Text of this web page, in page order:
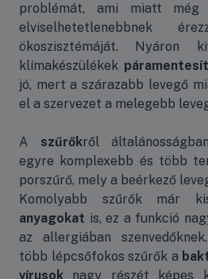
problémát, ami miatt még
elviselhetetlenebbnek
ökoszisztémáját. Nyáron
klímakészülékek
jó, mert a szárazabb levegő
el a szervezet a melegebb
A szűrőkről
egyre komplexebb és több
porszűrő, mely a beérkező
Komolyabb szűrők már
anyagokat is, ez a funkció
az allergiában
több lépcsőfokos szűrők a
vírusok nagy részét képes